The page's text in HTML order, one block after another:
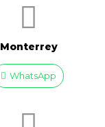
Monterrey
WhatsApp